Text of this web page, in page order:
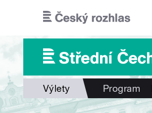
Výlety Program